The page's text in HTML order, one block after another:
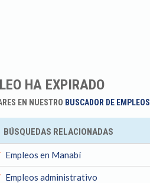
HA EXPIRADO
EN NUESTRO BUSCADOR DE EMPLEOS
BÚSQUEDAS RELACIONADAS
Empleos en Manabí
Empleos administrativo